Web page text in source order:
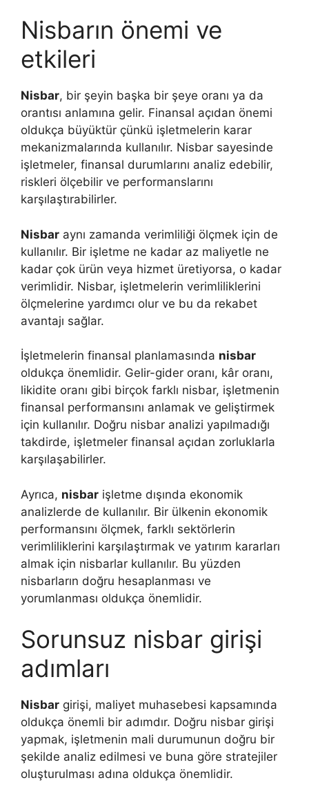
Nisbarın önemi ve
etkileri
Nisbar, bir şeyin başka bir şeye oranı ya da
orantısı anlamına gelir. Finansal açıdan önemi
oldukça büyüktür çünkü işletmelerin karar
mekanizmalarında kullanılır. Nisbar sayesinde
işletmeler, finansal durumlarını analiz edebilir,
riskleri ölçebilir ve performanslarını
karşılaştırabilirler.
Nisbar aynı zamanda verimliliği ölçmek için de
kullanılır. Bir işletme ne kadar az maliyetle ne
kadar çok ürün veya hizmet üretiyorsa, o kadar
verimlidir. Nisbar, işletmelerin verimliliklerini
ölçmelerine yardımcı olur ve bu da rekabet
avantajı sağlar.
İşletmelerin finansal planlamasında nisbar
oldukça önemlidir. Gelir-gider oranı, kâr oranı,
likidite oranı gibi birçok farklı nisbar, işletmenin
finansal performansını anlamak ve geliştirmek
için kullanılır. Doğru nisbar analizi yapılmadığı
takdirde, işletmeler finansal açıdan zorluklarla
karşılaşabilirler.
Ayrıca, nisbar işletme dışında ekonomik
analizlerde de kullanılır. Bir ülkenin ekonomik
performansını ölçmek, farklı sektörlerin
verimliliklerini karşılaştırmak ve yatırım kararları
almak için nisbarlar kullanılır. Bu yüzden
nisbarların doğru hesaplanması ve
yorumlanması oldukça önemlidir.
Sorunsuz nisbar girişi
adımları
Nisbar girişi, maliyet muhasebesi kapsamında
oldukça önemli bir adımdır. Doğru nisbar girişi
yapmak, işletmenin mali durumunun doğru bir
şekilde analiz edilmesi ve buna göre stratejiler
oluşturulması adına oldukça önemlidir.